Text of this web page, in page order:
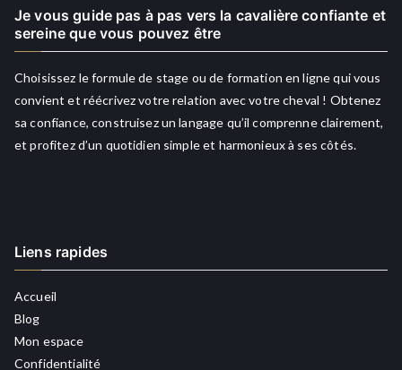
Je vous guide pas à pas vers la cavalière confiante et
sereine que vous pouvez être
Choisissez le formule de stage ou de formation en ligne qui vous
convient et réécrivez votre relation avec votre cheval ! Obtenez
sa confiance, construisez un langage qu’il comprenne clairement,
et profitez d’un quotidien simple et harmonieux à ses côtés.
Liens rapides
Accueil
Blog
Mon espace
Confidentialité